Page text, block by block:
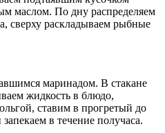
маслом. По дну распределяем
сверху раскладываем рыбные
маринадом. В стакане
жидкость в блюдо,
ставим в прогретый до
в течение получаса.